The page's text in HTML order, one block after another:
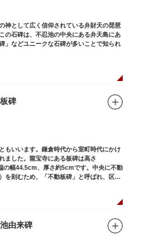
神として広く信仰されている弁財天の琵琶
の石碑は、不忍池の中央にある弁天島にあ
」などユニークな石碑が多いことで知られ
碑
もいいます。鎌倉時代から室町時代にかけ
ました。龍宝寺にある板碑は高さ
幅44.5cm、厚さ約5cmです。中央に不動
を刻むため、「不動板碑」と呼ばれ、区内
つです。
由来碑